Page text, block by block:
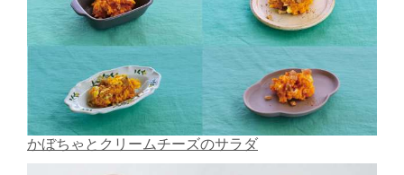
かぼちゃとクリームチーズのサラダ